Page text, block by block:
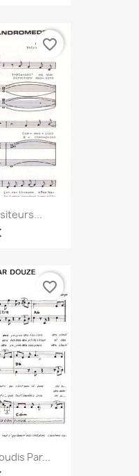
favorite_border
Par...
favorite_border